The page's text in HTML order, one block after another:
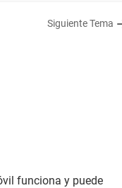
Siguiente Tema
funciona y puede